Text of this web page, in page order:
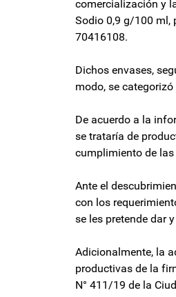
comercialización y
Sodio 0,9 g/100 ml,
70416108.
Dichos envases,
modo, se
De acuerdo a la
se trataría de
cumplimiento de las
Ante el
con los
se les pretende dar
Adicionalmente, la
productivas de la
N° 411/19 de la